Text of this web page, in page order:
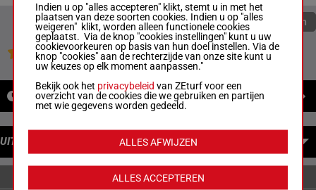
Quoteringen verversen
Jouw favoriete paarden
NIEUWS
UITBETALINGEN
ENKELVOUDIGE WEDDENSCHAPPEN
Indien u op "alles accepteren" klikt, stemt u in met het
plaatsen van deze soorten cookies. Indien u op "alles
weigeren" klikt, worden alleen functionele cookies
geplaatst. Via de knop "cookies instellingen" kunt u uw
cookievoorkeuren op basis van hun doel instellen. Via de
knop "cookies" aan de rechterzijde van onze site kunt u
uw keuzes op elk moment aanpassen."
Bekijk ook het privacybeleid van ZEturf voor een
overzicht van de cookies die we gebruiken en partijen
met wie gegevens worden gedeeld.
ALLES ACCEPTEREN
ALLES AFWIJZEN